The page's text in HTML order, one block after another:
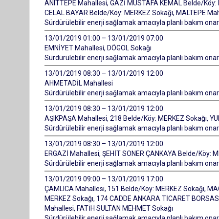
ANITTEPE Mahallesi, GAZİ MUSTAFA KEMAL Belde/Köy:
CELAL BAYAR Belde/Köy: MERKEZ Sokağı, MALTEPE
Sürdürülebilir enerji sağlamak amacıyla planlı bakım
13/01/2019 01:00 – 13/01/2019 07:00
EMNİYET Mahallesi, DÖGOL Sokağı
Sürdürülebilir enerji sağlamak amacıyla planlı bakım
13/01/2019 08:30 – 13/01/2019 12:00
AHMETADİL Mahallesi
Sürdürülebilir enerji sağlamak amacıyla planlı bakım
13/01/2019 08:30 – 13/01/2019 12:00
AŞIKPAŞA Mahallesi, 218 Belde/Köy: MERKEZ Sokağı,
Sürdürülebilir enerji sağlamak amacıyla planlı bakım
13/01/2019 08:30 – 13/01/2019 12:00
ERGAZİ Mahallesi, ŞEHİT SONER ÇANKAYA Belde/Köy:
Sürdürülebilir enerji sağlamak amacıyla planlı bakım
13/01/2019 09:00 – 13/01/2019 17:00
ÇAMLICA Mahallesi, 151 Belde/Köy: MERKEZ Sokağı,
MERKEZ Sokağı, 174 CADDE ANKARA TİCARET
Mahallesi, FATİH SULTAN MEHMET Sokağı